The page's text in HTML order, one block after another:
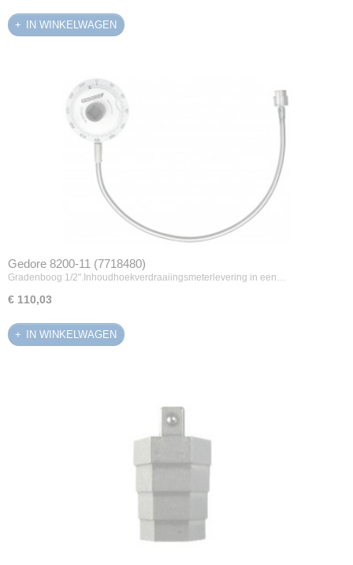
IN WINKELWAGEN
Gedore 8200-11 (7718480)
Gradenboog 1/2".Inhoudhoekverdraaiingsmeterlevering in een…
€ 110,03
IN WINKELWAGEN